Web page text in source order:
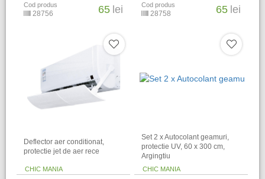
Cod produs
28756 65 lei Cod produs
28758 65 lei
Deflector aer conditionat,
protectie jet de aer rece
CHIC MANIA
Set 2 x Autocolant geamuri,
protectie UV, 60 x 300 cm,
Argingtiu
CHIC MANIA